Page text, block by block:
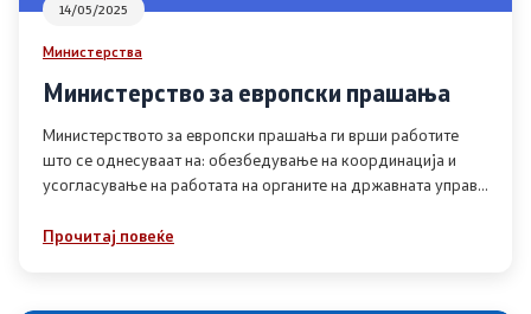
14/05/2025
Министерства
Министерство за европски прашања
Министерството за европски прашања ги врши работите
што се однесуваат на: обезбедување на координација и
усогласување на работата на органите на државната управа
Прочитај повеќе